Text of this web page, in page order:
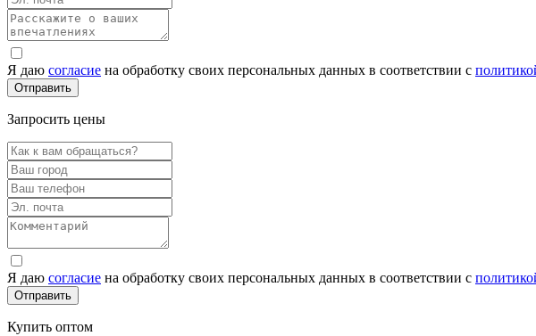
Я даю согласие на обработку своих персональных данных в соответствии с
Запросить цены
Я даю согласие на обработку своих персональных данных в соответствии с
Купить оптом